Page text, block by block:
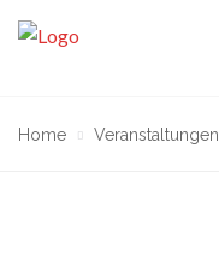
Home Veranstaltungen